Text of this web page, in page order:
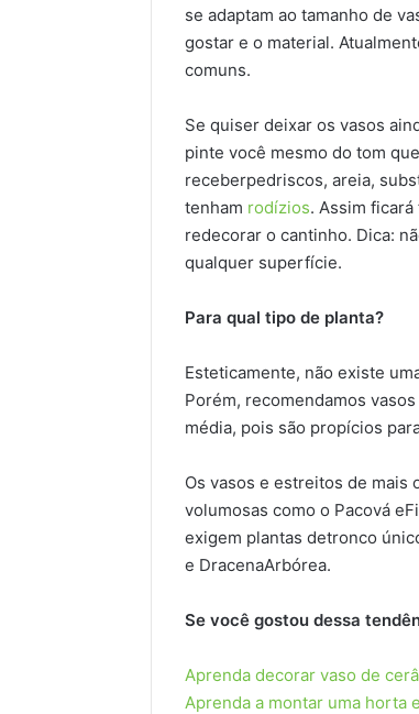
se adaptam ao tamanho de
gostar e o material.
comuns.
Se quiser deixar os vasos
pinte você mesmo do tom
receberpedriscos, areia,
tenham rodízios. Assim
redecorar o cantinho. Dica:
qualquer superfície.
Para qual tipo de planta?
Esteticamente, não existe
Porém, recomendamos
média, pois são propícios
Os vasos e estreitos de mais
volumosas como o Pacová
exigem plantas detronco
e DracenaArbórea.
Se você gostou dessa
Aprenda decorar vaso de
Aprenda a montar uma horta